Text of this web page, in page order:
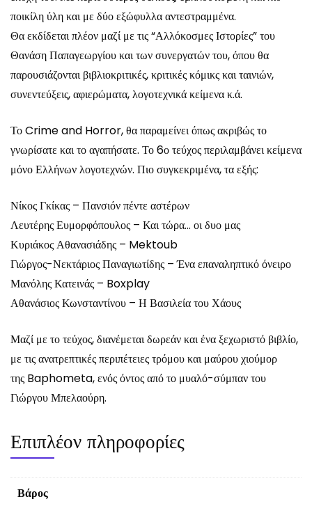
ποικίλη ύλη και με δύο εξώφυλλα αντεστραμμένα.
Θα εκδίδεται πλέον μαζί με τις “Αλλόκοσμες Ιστορίες” του
Θανάση Παπαγεωργίου και των συνεργατών του, όπου θα
παρουσιάζονται βιβλιοκριτικές, κριτικές κόμικς και ταινιών,
συνεντεύξεις, αφιερώματα, λογοτεχνικά κείμενα κ.ά.
Το Crime and Horror, θα παραμείνει όπως ακριβώς το
γνωρίσατε και το αγαπήσατε. Το 6ο τεύχος περιλαμβάνει κείμενα
μόνο Ελλήνων λογοτεχνών. Πιο συγκεκριμένα, τα εξής:
Νίκος Γκίκας – Πανσιόν πέντε αστέρων
Λευτέρης Ευμορφόπουλος – Και τώρα… οι δυο μας
Κυριάκος Αθανασιάδης – Mektoub
Γιώργος-Νεκτάριος Παναγιωτίδης – Ένα επαναληπτικό όνειρο
Μανόλης Κατεινάς – Boxplay
Αθανάσιος Κωνσταντίνου – Η Βασιλεία του Χάους
Μαζί με το τεύχος, διανέμεται δωρεάν και ένα ξεχωριστό βιβλίο,
με τις ανατρεπτικές περιπέτειες τρόμου και μαύρου χιούμορ
της Baphometa, ενός όντος από το μυαλό-σύμπαν του
Γιώργου Μπελαούρη.
Επιπλέον πληροφορίες
Βάρος